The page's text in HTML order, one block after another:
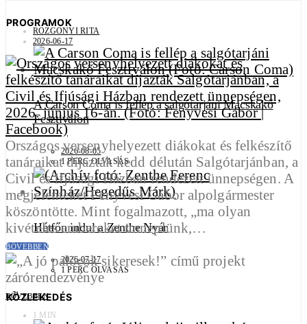
PROGRAMOK
A Carson Coma is fellép a salgótarjáni Macskakő
Fesztiválon
2026-08-05
1 PERC OLVASÁS
Hétfőn indul a Zenthe Nyár
2026-07-17
1 PERC OLVASÁS
KÖZLEKEDÉS
ROZGONYI RITA
2026-06-17
Országos versenyhelyezett diákokat és felkészítő
tanáraikat díjazták kedd délután Salgótarjánban, a
Civil és Ifjúsági Házban rendezett ünnepségen. A
megjelenteket Fenyvesi Gábor alpolgármester
köszöntötte. Mint fogalmazott, „ma olyan
kivételes embereket ünneplünk,…
BŐVEBBEN
BŐVEBBEN
1 MIN